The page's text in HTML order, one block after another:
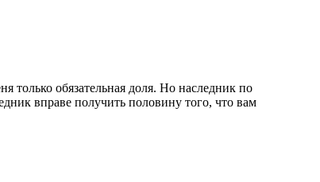
обязательная доля. Но наследник по
вправе получить половину того, что вам